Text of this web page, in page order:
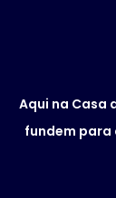
Aqui na Casa
fundem para